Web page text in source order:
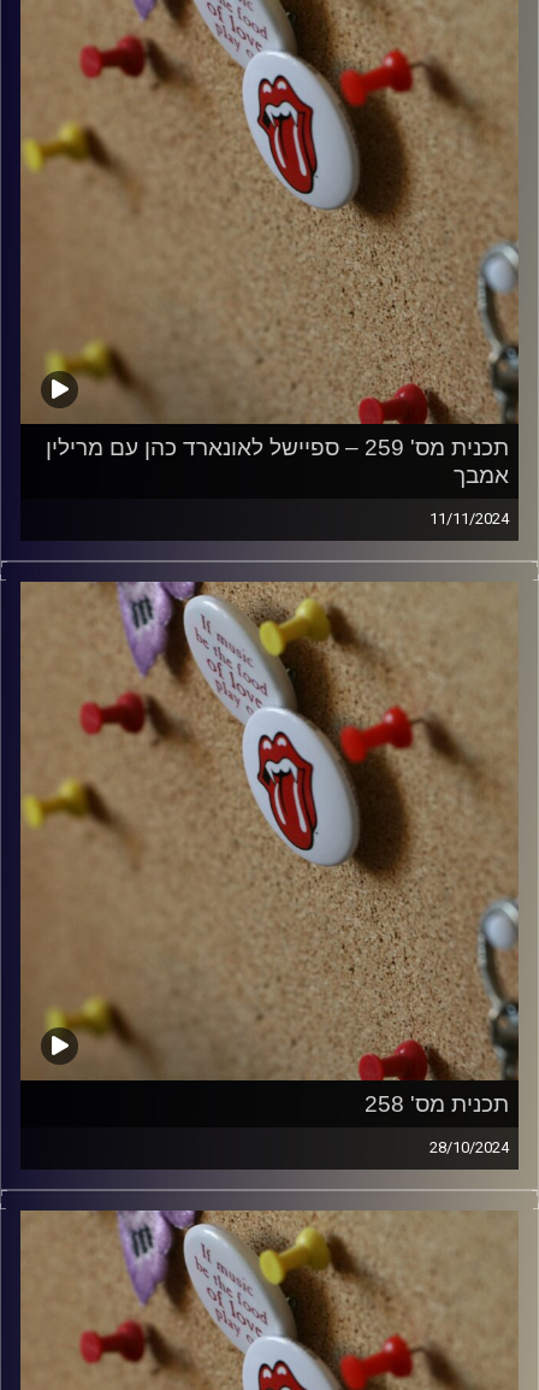
תכנית מס' 259 – ספיישל לאונארד כהן עם מרילין
אמבך
11/11/2024
קלאסיקות רוק עם אורן הוף
włodi
תכנית מס' 258
28/10/2024
קלאסיקות רוק עם אורן הוף
włodi